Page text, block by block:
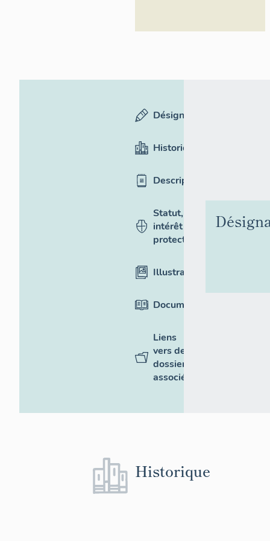
Désignation
Historique
Description
Statut,
intérêt et
protection
Illustrations
Documentation
Liens
vers des
dossiers
associés
Historique